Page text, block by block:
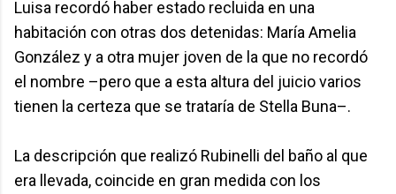
Luisa recordó haber estado recluida en una
habitación con otras dos detenidas: María Amelia
González y a otra mujer joven de la que no recordó
el nombre –pero que a esta altura del juicio varios
tienen la certeza que se trataría de Stella Buna–.
La descripción que realizó Rubinelli del baño al que
era llevada, coincide en gran medida con los